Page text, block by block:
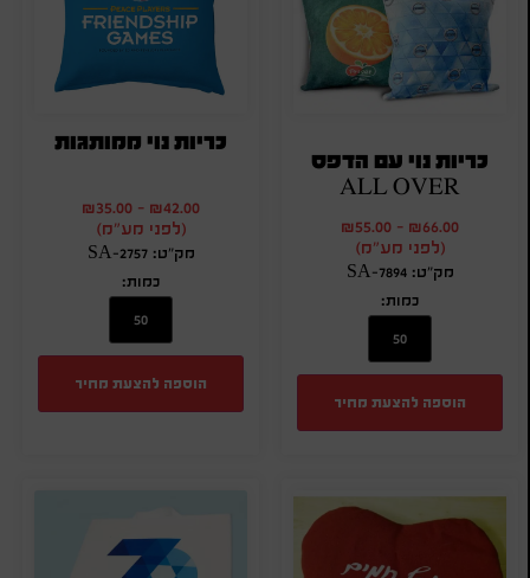
כריות נוי עם הדפס
ALL OVER
₪66.00
-
₪55.00
(לפני מע"מ)
מק"ט: SA-7894
כמות:
הוספה להצעת מחיר
כריות נוי ממותגות
₪42.00
-
₪35.00
(לפני מע"מ)
מק"ט: SA-2757
כמות:
הוספה להצעת מחיר